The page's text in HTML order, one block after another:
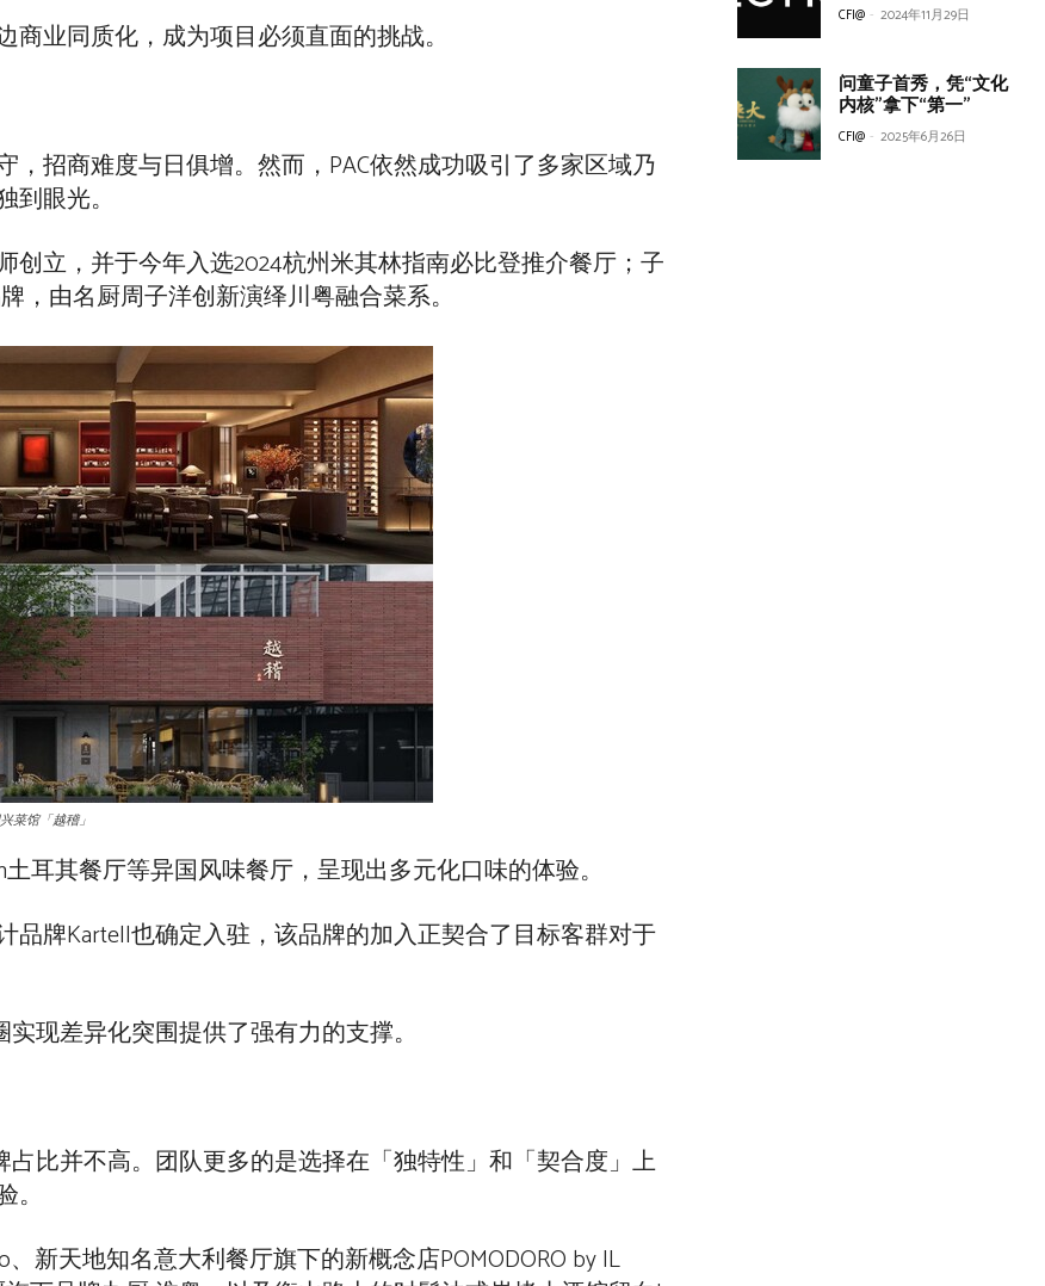
业同质化，成为项目必须直面的挑战。
招商难度与日俱增。然而，PAC依然成功吸引了多家区域乃
眼光。
立，并于今年入选2024杭州米其林指南必比登推介餐厅；子
，由名厨周子洋创新演绎川粤融合菜系。
菜馆「越稽」
耳其餐厅等异国风味餐厅，呈现出多元化口味的体验。
牌Kartell也确定入驻，该品牌的加入正契合了目标客群对于
现差异化突围提供了强有力的支撑。
比并不高。团队更多的是选择在「独特性」和「契合度」上
新天地知名意大利餐厅旗下的新概念店POMODORO by IL
CFI@ - 2024年11月29日
问童子首秀，凭“文化
内核”拿下“第一”
CFI@ - 2025年6月26日